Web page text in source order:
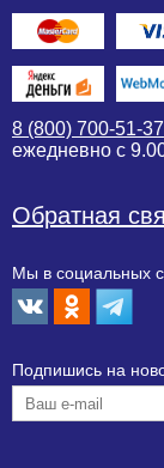
8 (800) 700-51-37
ежедневно с
Обратная
Мы в социальных
Подпишиcь на